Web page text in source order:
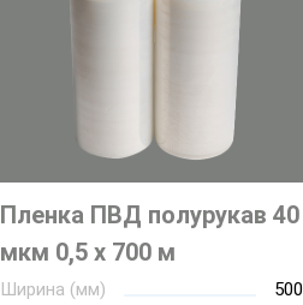
Пленка ПВД полурукав 40
мкм 0,5 х 700 м
Ширина (мм)
500